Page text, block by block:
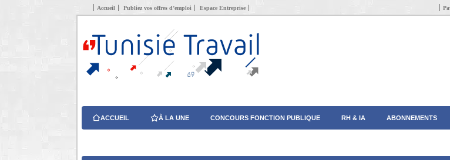
Accueil Publiez vos offres d’emploi Espace Entreprise
ACCUEIL À LA UNE CONCOURS FONCTION PUBLIQUE RH & IA ABONNEMENTS